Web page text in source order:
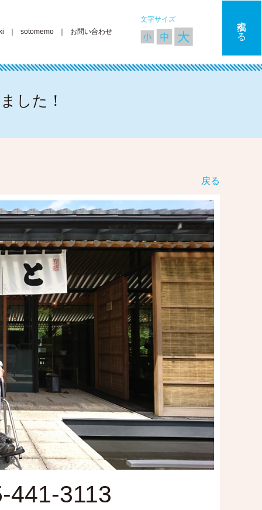
sotomemo お問い合わせ
文字サイズ 投稿する
した！
戻る
441-3113